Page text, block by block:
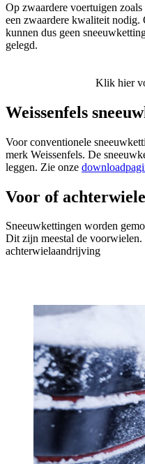
Op zwaardere voertuigen
een zwaardere kwaliteit nodig.
kunnen dus geen
gelegd.
Klik hier
Weissenfels
Voor conventionele
merk Weissenfels. De
leggen. Zie onze
Voor of
Sneeuwkettingen worden
Dit zijn meestal de
achterwielaandrijving